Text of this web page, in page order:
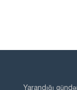
Yarandığı